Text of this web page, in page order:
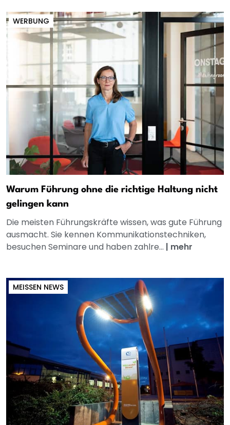
WERBUNG
Warum Führung ohne die richtige Haltung nicht
gelingen kann
Die meisten Führungskräfte wissen, was gute Führung
ausmacht. Sie kennen Kommunikationstechniken,
besuchen Seminare und haben zahlre... | mehr
MEISSEN NEWS